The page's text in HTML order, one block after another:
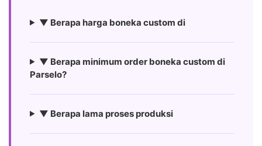
▼ Berapa harga boneka custom di
▼ Berapa minimum order boneka custom di
Parselo?
▼ Berapa lama proses produksi